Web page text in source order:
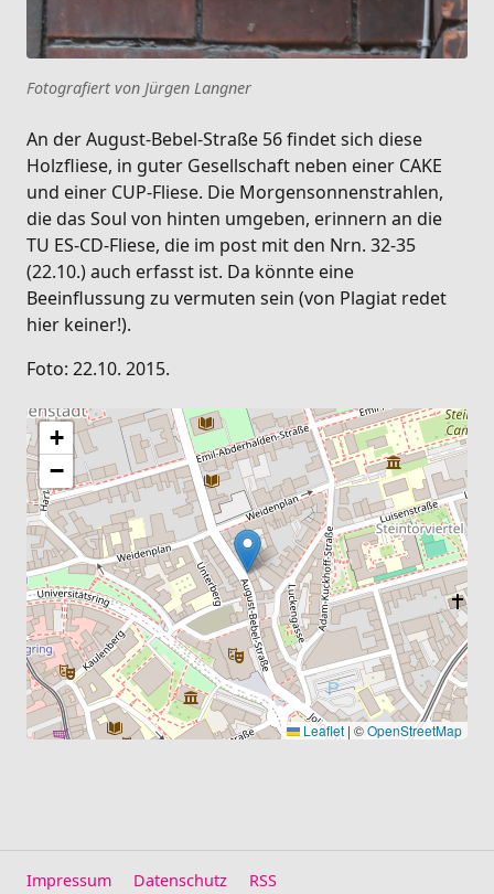
Fotografiert von Jürgen Langner
An der August-Bebel-Straße 56 findet sich diese
Holzfliese, in guter Gesellschaft neben einer CAKE
und einer CUP-Fliese. Die Morgensonnenstrahlen,
die das Soul von hinten umgeben, erinnern an die
TU ES-CD-Fliese, die im post mit den Nrn. 32-35
(22.10.) auch erfasst ist. Da könnte eine
Beeinflussung zu vermuten sein (von Plagiat redet
hier keiner!).
Foto: 22.10. 2015.
+
−
Leaflet | ©OpenStreetMap
Impressum Datenschutz RSS